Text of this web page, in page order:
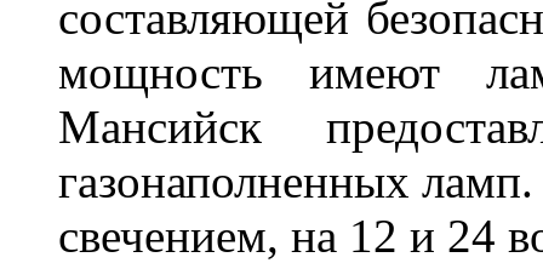
составляющей
мощность имеют
Мансийск
газонаполненных
свечением, на 12 и 24